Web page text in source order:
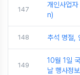
147
개인사업
n)
148 추석 명절,
149
10월 1일
날 행사정